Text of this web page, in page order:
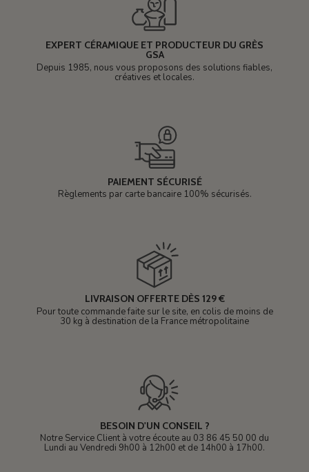
EXPERT CÉRAMIQUE ET PRODUCTEUR DU GRÈS
GSA
Depuis 1985, nous vous proposons des solutions fiables,
créatives et locales.
PAIEMENT SÉCURISÉ
Règlements par carte bancaire 100% sécurisés.
LIVRAISON OFFERTE DÈS 129 €
Pour toute commande faite sur le site, en colis de moins de
30 kg à destination de la France métropolitaine
BESOIN D'UN CONSEIL ?
Notre Service Client à votre écoute au 03 86 45 50 00 du
Lundi au Vendredi 9h00 à 12h00 et de 14h00 à 17h00.